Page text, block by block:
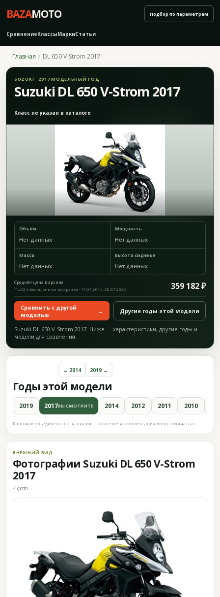
BAZAMOTO
СравнениеКлассыМаркиСтатьи
Подбор по параметрам
Главная DL 650 V-Strom 2017
SUZUKI · 2017 МОДЕЛЬНЫЙ ГОД
Suzuki DL 650 V-Strom 2017
Класс не указан в каталоге
Объём
Нет данных
Мощность
Нет данных
Масса
Нет данных
Высота сиденья
Нет данных
Средняя цена в архиве 359 182 ₽
По 224 объявлениям из архива · 17.07.2014–20.07.2026
Сравнить с другой
моделью
→ Другие годы этой модели
Suzuki DL 650 V-Strom 2017. Ниже — характеристики, другие годы и
модели для сравнения.
Годы этой модели
← 2014 2019 →
2019 2017ВЫ СМОТРИТЕ 2014 2012 2011 2010
Карточки объединены по названию. Поколение и комплектация могут отличаться.
ВНЕШНИЙ ВИД
Фотографии Suzuki DL 650 V-Strom
2017
4 фото